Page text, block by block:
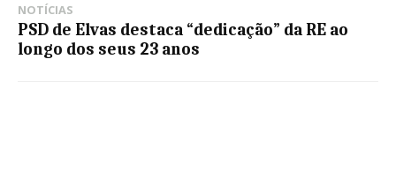
NOTÍCIAS
PSD de Elvas destaca “dedicação” da RE ao
longo dos seus 23 anos